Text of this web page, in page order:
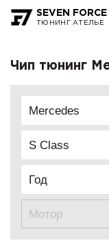
SEVEN FORCE
ТЮНИНГ АТЕЛЬЕ
Чип тюнинг
Mercedes
S Class
Год
Мотор